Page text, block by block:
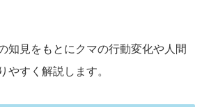
知見をもとにクマの行動変化や人間
やすく解説します。